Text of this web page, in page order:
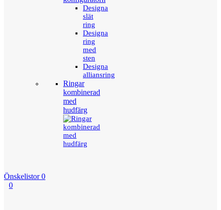
Designa
slät
ring
Designa
ring
med
sten
Designa
alliansring
Ringar
kombinerad
med
hudfärg
Önskelistor 0
0